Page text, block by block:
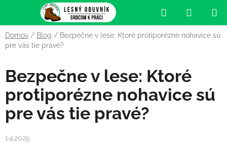
obsah
Hľadať
KOŠÍK
Domov / Blog / Bezpečne v lese: Ktoré protiporézne nohavice sú
pre vás tie pravé?
Bezpečne v lese: Ktoré
protiporézne nohavice sú
pre vás tie pravé?
1.4.2025